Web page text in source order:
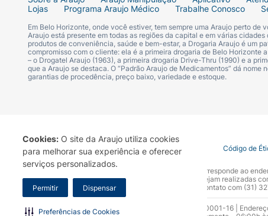
Cookies: O site da Araujo utiliza cookies
para melhorar sua experiência e oferecer
serviços personalizados.
Permitir Dispensar
Preferências de Cookies
Lojas
Programa Araujo Médico Trabalhe Conosco
Em Belo Horizonte, onde você estiver, tem sempre uma Araujo perto
Araujo está presente em todas as regiões da capital e em várias
produtos de conveniência, saúde e bem-estar, a Drogaria Araujo é um
compromisso com o cliente: ela é a primeira drogaria de Belo
– o Drogatel Araujo (1963), a primeira drogaria Drive-Thru (1990) e a
que a Araujo se destaca. O “Padrão Araujo de Medicamentos” dá
garantias de procedência, preço baixo, variedade e estoque.
Termo de Uso Portal da Privacidade Covid-19 Código de
A Drogaria Araujo S/A informa que o seu site oficial corresponde ao
marca. Para sua segurança recomendamos que não sejam realizadas
Araujo S.A. Em caso de dúvidas, gentileza entrar em contato com (31)
Razão Social: Drogaria Araujo S.A | CNPJ: 17.256.512.0001-16 |